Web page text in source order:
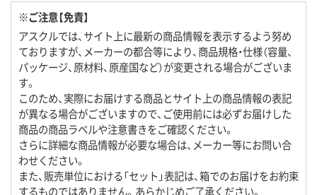
※ご注意【免責】
アスクルでは、サイト上に最新の商品情報を表示するよう努め
ておりますが、メーカーの都合等により、商品規格・仕様（容量、
パッケージ、原材料、原産国など）が変更される場合がございま
す。
このため、実際にお届けする商品とサイト上の商品情報の表記
が異なる場合がございますので、ご使用前には必ずお届けした
商品の商品ラベルや注意書きをご確認ください。
さらに詳細な商品情報が必要な場合は、メーカー等にお問い合
わせください。
また、販売単位における「セット」表記は、箱でのお届けをお約束
するものではありません。あらかじめご了承ください。